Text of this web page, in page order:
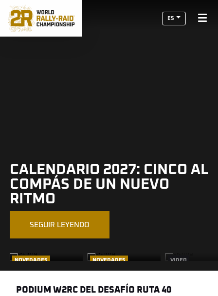
ES
CALENDARIO 2027: CINCO AL
COMPÁS DE UN NUEVO
RITMO
SEGUIR LEYENDO
NOVEDADES
JUEGO, SETH Y
NOVEDADES
UN RALLYE OLA
2026 ENTRE
CONTINUIDAD...
VIDEO
DR40 | LOS
MOMENTOS
PODIUM W2RC DEL DESAFÍO RUTA 40